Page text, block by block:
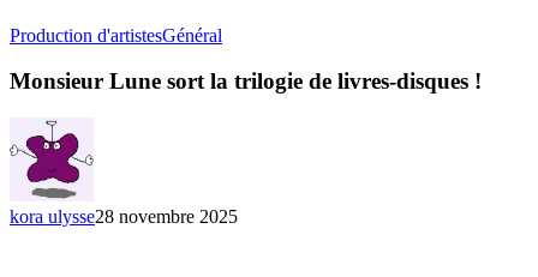
Production d'artistesGénéral
sort
!
Monsieur Lune sort la trilogie de livres-disques !
kora ulysse28 novembre 2025